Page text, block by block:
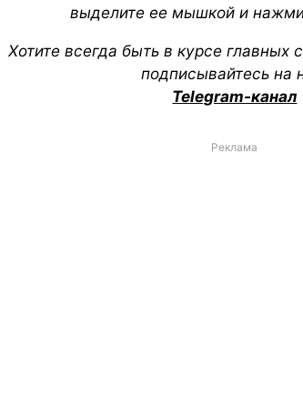
выделите ее мышкой и
Хотите всегда быть в курсе
подписывайтесь на
Telegram-канал
Реклама